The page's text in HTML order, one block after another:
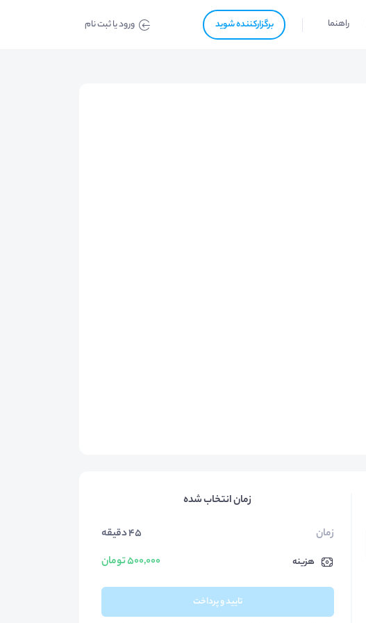
راهنما برگزار‌‌کننده شوید ورود یا ثبت نام
زمان انتخاب شده
زمان
45 دقیقه
هزینه 500,000 تومان
تایید و پرداخت